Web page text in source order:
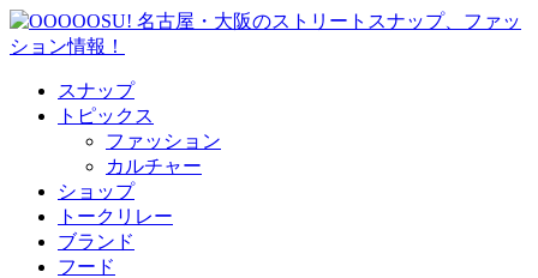
スナップ
トピックス
ファッション
カルチャー
ショップ
トークリレー
ブランド
フード